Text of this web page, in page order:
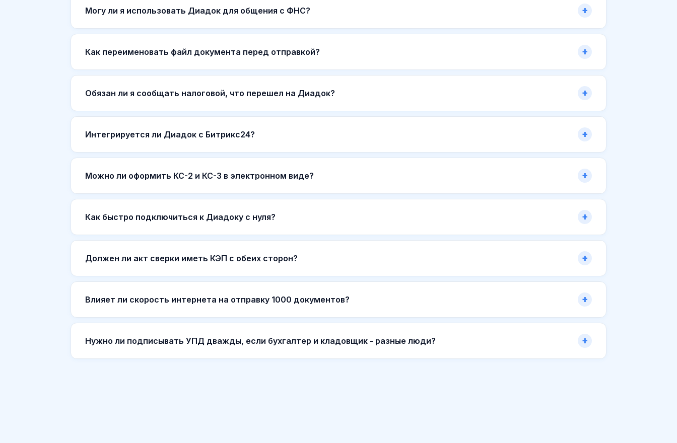
Могу ли я использовать Диадок для общения с ФНС?
Как переименовать файл документа перед отправкой?
Обязан ли я сообщать налоговой, что перешел на Диадок?
Интегрируется ли Диадок с Битрикс24?
Можно ли оформить КС-2 и КС-3 в электронном виде?
Как быстро подключиться к Диадоку с нуля?
Должен ли акт сверки иметь КЭП с обеих сторон?
Влияет ли скорость интернета на отправку 1000 документов?
Нужно ли подписывать УПД дважды, если бухгалтер и кладовщик - разные люди?